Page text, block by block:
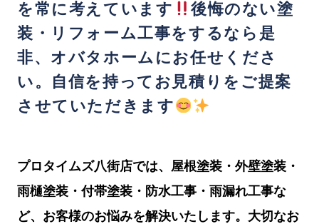
を常に考えています
後悔のない塗
装・リフォーム工事をするなら是
非、オバタホームにお任せくださ
い。自信を持ってお見積りをご提案
させていただきます
プロタイムズ八街店では、屋根塗装・外壁塗装・
雨樋塗装・付帯塗装・防水工事・雨漏れ工事な
ど、お客様のお悩みを解決いたします。 大切なお